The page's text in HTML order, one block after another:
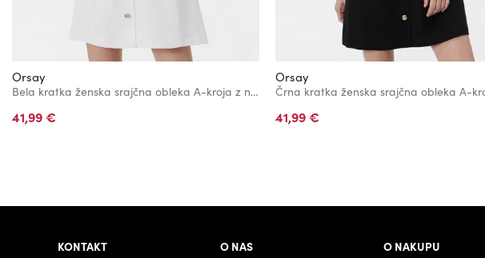
Orsay
Bela kratka ženska srajčna obleka A-kroja z naramnicami ORSAY
41,99 €
Orsay
41,99 €
KONTAKT O NAS O NAKUPU